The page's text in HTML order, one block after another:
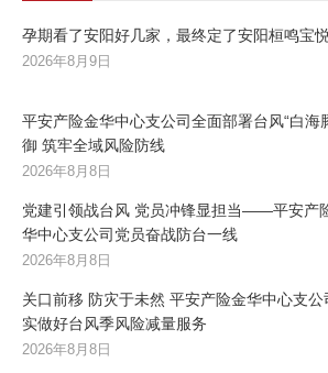
孕期看了安阳好几家，最终定了安阳桓鸣宝
2026年8月9日
平安产险金华中心支公司全面部署台风“白海
御 筑牢全域风险防线
2026年8月8日
党建引领战台风 党员冲锋显担当——平安产
华中心支公司党员奋战防台一线
2026年8月8日
关口前移 防灾于未然 平安产险金华中心支公
实做好台风季风险减量服务
2026年8月8日